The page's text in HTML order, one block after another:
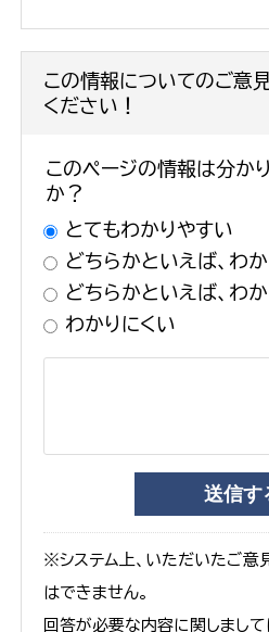
この情報についてのご意
ください！
このページの情報は分か
か？
とてもわかりやすい
どちらかといえば、わ
どちらかといえば、わ
わかりにくい
※システム上、いただいたご意
はできません。
回答が必要な内容に関しまし